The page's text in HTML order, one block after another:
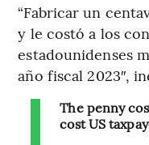
“Fabricar un
y le costó a los
estadounidenses
año fiscal 2023″,
The penny
cost US